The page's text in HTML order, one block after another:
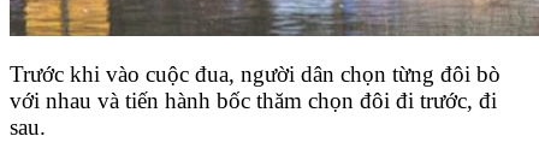
Trước khi vào cuộc đua, người dân chọn từng đôi bò
với nhau và tiến hành bốc thăm chọn đôi đi trước, đi
sau.